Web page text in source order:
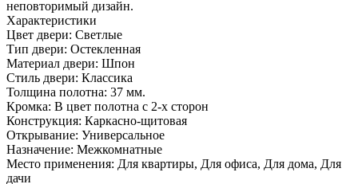
неповторимый дизайн.
Характеристики
Цвет двери: Светлые
Тип двери: Остекленная
Материал двери: Шпон
Стиль двери: Классика
Толщина полотна: 37 мм.
Кромка: В цвет полотна с 2-х сторон
Конструкция: Каркасно-щитовая
Открывание: Универсальное
Назначение: Межкомнатные
Место применения: Для квартиры, Для офиса, Для дома, Для
дачи